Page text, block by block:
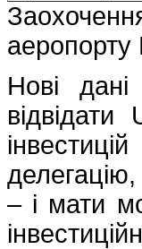
аеропорту
Нові дані
– і мати